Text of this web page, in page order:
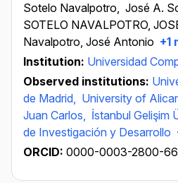
Sotelo Navalpotro, José A.
SOTELO NAVALPOTRO,
Navalpotro, José Antonio +1
Institution: Universidad
Observed institutions:
de Madrid, University of
Juan Carlos, İstanbul Gelişim
de Investigación y Desarrollo
ORCID: 0000-0003-2800-